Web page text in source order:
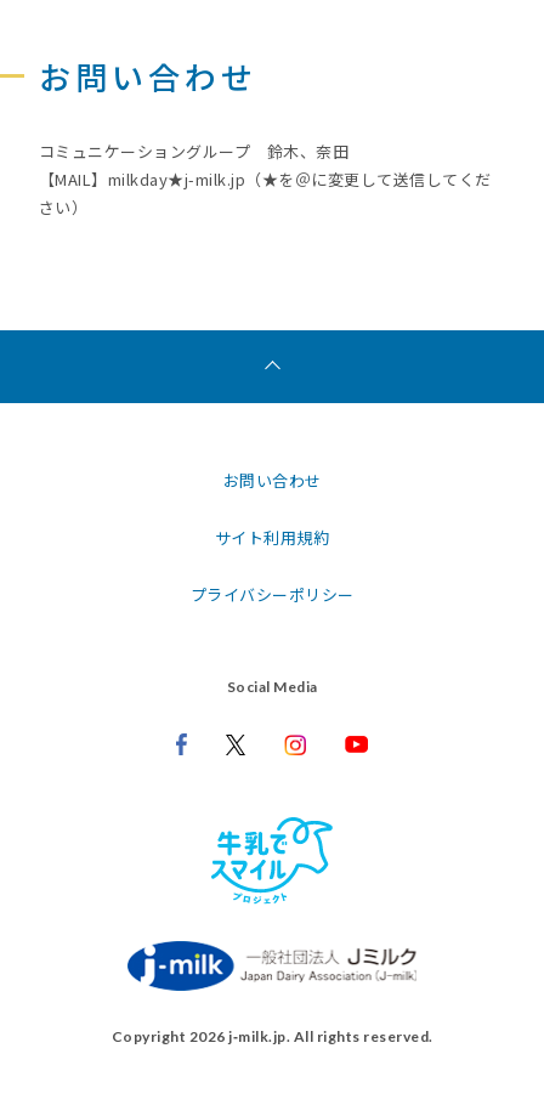
お問い合わせ
コミュニケーショングループ 鈴木、奈田
【MAIL】milkday★j-milk.jp（★を＠に変更して送信してくだ
さい）
Copyright 2026 j‑milk.jp. All rights reserved.
お問い合わせ
サイト利用規約
プライバシーポリシー
Social Media